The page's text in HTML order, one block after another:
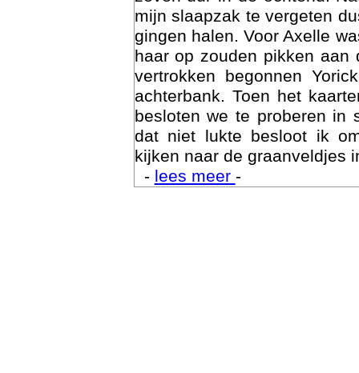
zeven uur in de ochtend.
mijn slaapzak te vergeten
gingen halen. Voor Axelle
haar op zouden pikken aan
vertrokken begonnen
achterbank. Toen het
besloten we te proberen in
dat niet lukte besloot ik
kijken naar de graanveldjes
-lees meer-